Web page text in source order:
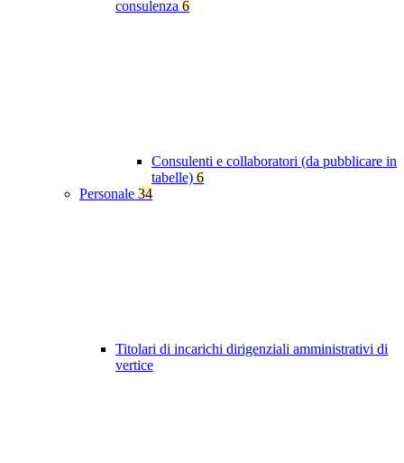
consulenza 6
Consulenti e collaboratori (da pubblicare in
tabelle) 6
Personale 34
Titolari di incarichi dirigenziali amministrativi di
vertice